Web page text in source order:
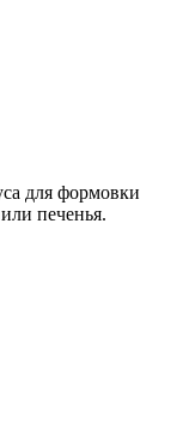
для формовки
печенья.